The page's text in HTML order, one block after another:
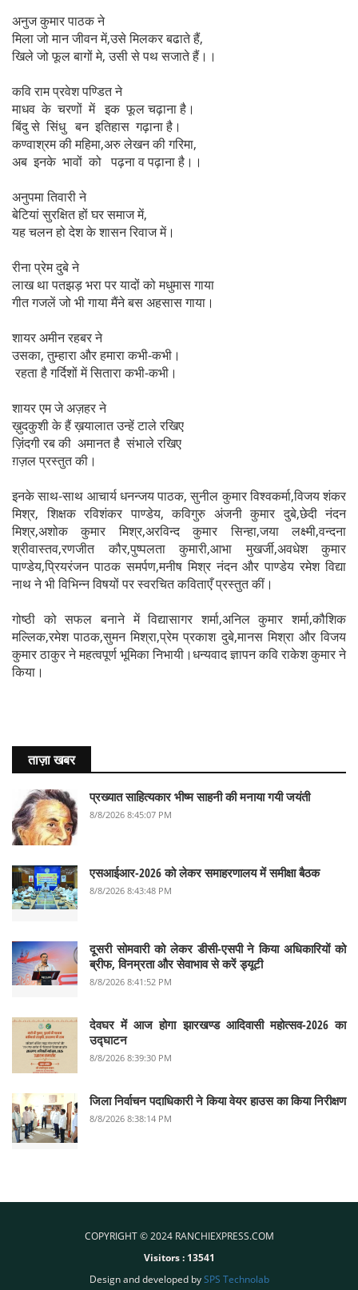
अनुज कुमार पाठक ने
मिला जो मान जीवन में,उसे मिलकर बढाते हैं,
खिले जो फूल बागों मे, उसी से पथ सजाते हैं।।
कवि राम प्रवेश पण्डित ने
माधव के चरणों में इक फूल चढ़ाना है।
बिंदु से सिंधु बन इतिहास गढ़ाना है।
कण्वाश्रम की महिमा,अरु लेखन की गरिमा,
अब इनके भावों को पढ़ना व पढ़ाना है।।
अनुपमा तिवारी ने
बेटियां सुरक्षित हों घर समाज में,
यह चलन हो देश के शासन रिवाज में।
रीना प्रेम दुबे ने
लाख था पतझड़ भरा पर यादों को मधुमास गाया
गीत गजलें जो भी गाया मैंने बस अहसास गाया।
शायर अमीन रहबर ने
उसका, तुम्हारा और हमारा कभी-कभी।
रहता है गर्दिशों में सितारा कभी-कभी।
शायर एम जे अज़हर ने
ख़ुदकुशी के हैं ख़यालात उन्हें टाले रखिए
ज़िंदगी रब की अमानत है संभाले रखिए
ग़ज़ल प्रस्तुत की।
इनके साथ-साथ आचार्य धनन्जय पाठक, सुनील कुमार विश्वकर्मा,विजय शंकर
मिश्र, शिक्षक रविशंकर पाण्डेय, कविगुरु अंजनी कुमार दुबे,छेदी नंदन
मिश्र,अशोक कुमार मिश्र,अरविन्द कुमार सिन्हा,जया लक्ष्मी,वन्दना
श्रीवास्तव,रणजीत कौर,पुष्पलता कुमारी,आभा मुखर्जी,अवधेश कुमार
पाण्डेय,प्रियरंजन पाठक समर्पण,मनीष मिश्र नंदन और पाण्डेय रमेश विद्या
नाथ ने भी विभिन्न विषयों पर स्वरचित कविताएँ प्रस्तुत कीं।
गोष्ठी को सफल बनाने में विद्यासागर शर्मा,अनिल कुमार शर्मा,कौशिक
मल्लिक,रमेश पाठक,सुमन मिश्रा,प्रेम प्रकाश दुबे,मानस मिश्रा और विजय
कुमार ठाकुर ने महत्वपूर्ण भूमिका निभायी।धन्यवाद ज्ञापन कवि राकेश कुमार ने
किया।
ताज़ा खबर
प्रख्यात साहित्यकार भीष्म साहनी की मनाया गयी जयंती
8/8/2026 8:45:07 PM
एसआईआर-2026 को लेकर समाहरणालय में समीक्षा बैठक
8/8/2026 8:43:48 PM
दूसरी सोमवारी को लेकर डीसी-एसपी ने किया अधिकारियों को
ब्रीफ, विनम्रता और सेवाभाव से करें ड्यूटी
8/8/2026 8:41:52 PM
देवघर में आज होगा झारखण्ड आदिवासी महोत्सव-2026 का
उद्घाटन
8/8/2026 8:39:30 PM
जिला निर्वाचन पदाधिकारी ने किया वेयर हाउस का किया निरीक्षण
8/8/2026 8:38:14 PM
COPYRIGHT © 2024 RANCHIEXPRESS.COM
Visitors : 13541
Design and developed bySPS Technolab